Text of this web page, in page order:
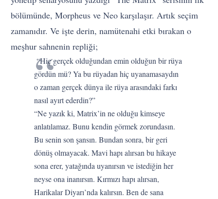
bölümünde, Morpheus ve Neo karşılaşır. Artık seçim
zamanıdır. Ve işte derin, namütenahi etki bırakan o
meşhur sahnenin repliği;
“Hiç gerçek olduğundan emin olduğun bir rüya
gördün mü? Ya bu rüyadan hiç uyanamasaydın
o zaman gerçek dünya ile rüya arasındaki farkı
nasıl ayırt ederdin?”
“Ne yazık ki, Matrix’in ne olduğu kimseye
anlatılamaz. Bunu kendin görmek zorundasın.
Bu senin son şansın. Bundan sonra, bir geri
dönüş olmayacak. Mavi hapı alırsan bu hikaye
sona erer, yatağında uyanırsın ve istediğin her
neyse ona inanırsın. Kırmızı hapı alırsan,
Harikalar Diyarı’nda kalırsın. Ben de sana